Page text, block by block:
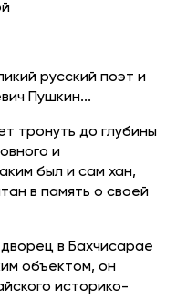
русский поэт и
Пушкин...
тронуть до глубины
и
был и сам хан,
в память о своей
в Бахчисарае
объектом, он
историко-